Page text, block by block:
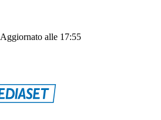
Aggiornato alle 17:55